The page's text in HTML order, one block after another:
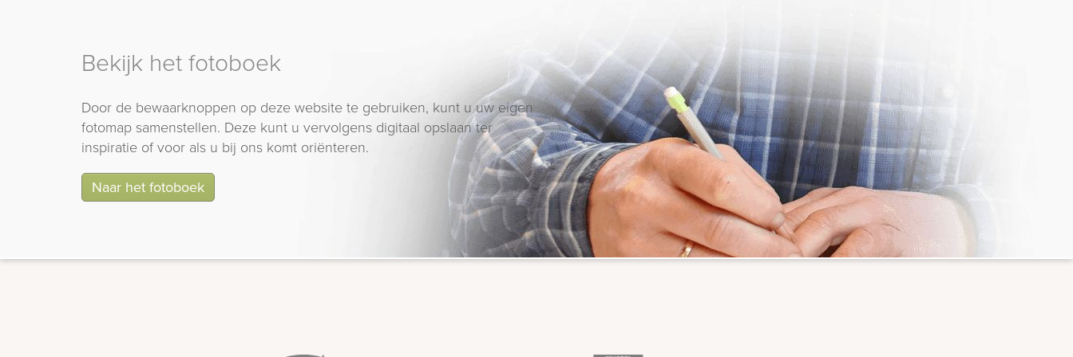
Bekijk het fotoboek
Door de bewaarknoppen op deze website te gebruiken, kunt u uw eigen
fotomap samenstellen. Deze kunt u vervolgens digitaal opslaan ter
inspiratie of voor als u bij ons komt oriënteren.
Naar het fotoboek